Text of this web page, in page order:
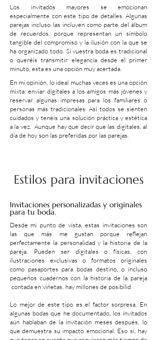
Los invitados mayores se emocionan
especialmente con este tipo de detalles. Algunas
parejas incluso las incluyen como parte del álbum
de recuerdos, porque representan un símbolo
tangible del compromiso y la ilusión con la que se
ha organizado todo. Si vuestra boda es tradicional
o queréis transmitir elegancia desde el primer
minuto, esta es una opción muy acertada.
En mi opinión, lo ideal muchas veces es una opción
mixta: enviar digitales a los amigos más jóvenes y
reservar algunas impresas para los familiares o
personas más tradicionales. Así todos se sienten
cuidados y tenéis una solución práctica y estética
a la vez. Aunque hay que decir que las digitales, al
día de hoy son las preferidas por las parejas.
Estilos para invitaciones
Invitaciones personalizadas y originales
para tu boda.
Desde mi punto de vista, estas invitaciones son
las que más me gustan porque reflejan
perfectamente la personalidad y la historia de la
pareja. Pueden ser digitales o físicas, con
ilustraciones exclusivas o formatos originales
como pasaportes para bodas destino, o incluso
pequeños cuadernos con la historia de la pareja
contada en viñetas, hay millones de posibilid
Lo mejor de este tipo es el factor sorpresa. En
algunas bodas que he documentado, los invitados
aún hablaban de la invitación meses después, lo
que demuestra su impacto emocional. Eso sí, hay